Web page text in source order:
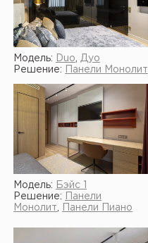
Модель:
Duo
Дуо
Решение:
Панели Монолит
Модель:
Бэйс 1
Решение:
Панели
Монолит
Панели Пиано